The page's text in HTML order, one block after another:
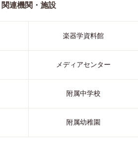
関連機関・施設
楽器学資料館
メディアセンター
附属中学校
附属幼稚園